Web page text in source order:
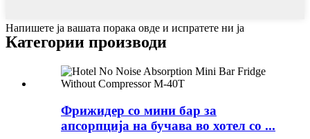
Напишете ја вашата порака овде и испратете ни ја
Категории производи
Фрижидер со мини бар за
апсорпција на бучава во хотел со ...